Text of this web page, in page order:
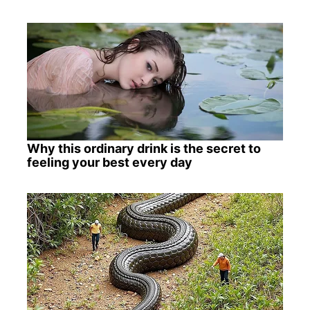
Why this ordinary drink is the secret to
feeling your best every day